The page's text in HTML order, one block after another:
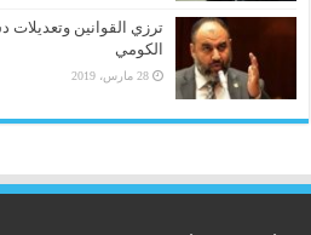
ترزي القوانين وتعديلات
الكومي
28 مارس، 2019